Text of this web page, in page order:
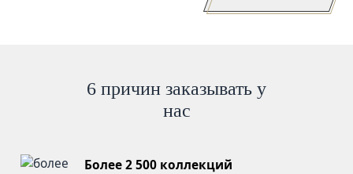
6 причин заказывать у
нас
Более 2 500 коллекций